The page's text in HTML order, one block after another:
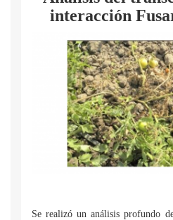
interacción
Se realizó un análisis profundo